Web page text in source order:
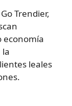
Trendier,
economía
la
leales